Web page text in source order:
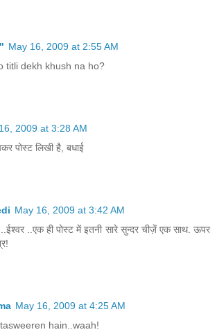
May 16, 2009 at 2:55 AM
titli dekh khush na ho?
2009 at 3:28 AM
पोस्ट लिखी है, बधाई
May 16, 2009 at 3:42 AM
..एक ही पोस्ट में इतनी सारे सुन्दर चीज़ें एक साथ. ऊपर
May 16, 2009 at 4:25 AM
hain..waah!